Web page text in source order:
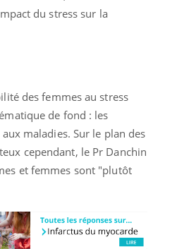
du stress sur la
des femmes au stress
de fond : les
maladies. Sur le plan des
cependant, le Pr Danchin
et femmes sont "plutôt